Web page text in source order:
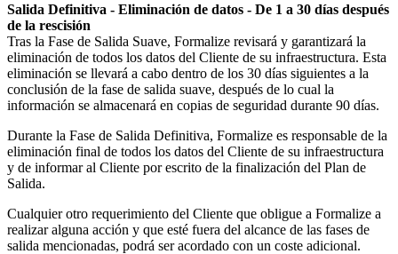
Salida Definitiva - Eliminación de datos - De 1 a 30 días después
de la rescisión
Tras la Fase de Salida Suave, Formalize revisará y garantizará la
eliminación de todos los datos del Cliente de su infraestructura. Esta
eliminación se llevará a cabo dentro de los 30 días siguientes a la
conclusión de la fase de salida suave, después de lo cual la
información se almacenará en copias de seguridad durante 90 días.
Durante la Fase de Salida Definitiva, Formalize es responsable de la
eliminación final de todos los datos del Cliente de su infraestructura
y de informar al Cliente por escrito de la finalización del Plan de
Salida.
Cualquier otro requerimiento del Cliente que obligue a Formalize a
realizar alguna acción y que esté fuera del alcance de las fases de
salida mencionadas, podrá ser acordado con un coste adicional.